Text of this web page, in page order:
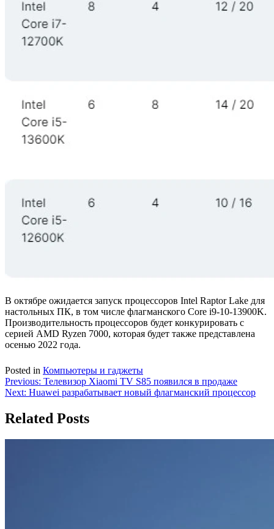
В октябре ожидается запуск процессоров Intel Raptor Lake для
настольных ПК, в том числе флагманского Core i9-10-13900K.
Производительность процессоров будет конкурировать с
серией AMD Ryzen 7000, которая будет также представлена
осенью 2022 года.
Posted in Компьютеры и гаджеты
Навигация
по
записям
Previous: Телевизор Xiaomi TV S85 появился в продаже
Next: Huawei разрабатывает новый флагманский процессор
Related Posts